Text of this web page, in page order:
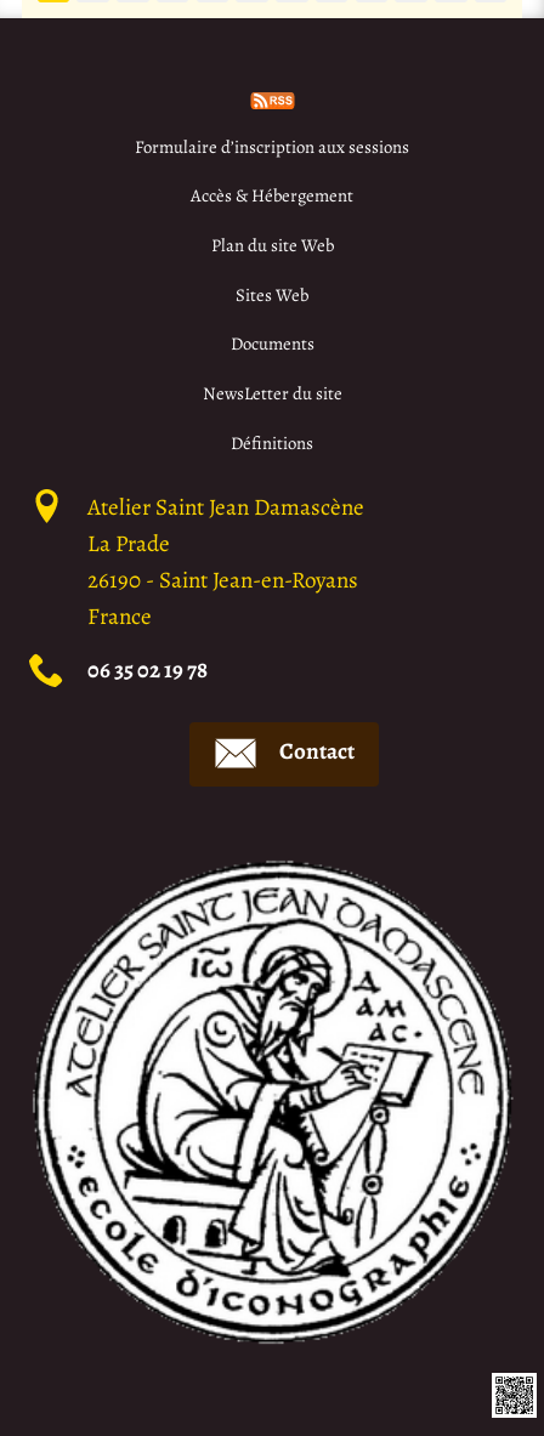
Formulaire d’inscription aux sessions
Accès & Hébergement
Plan du site Web
Sites Web
Documents
NewsLetter du site
Définitions
Atelier Saint Jean Damascène
La Prade
26190- Saint Jean-en-Royans
France
06 35 02 19 78
Contact